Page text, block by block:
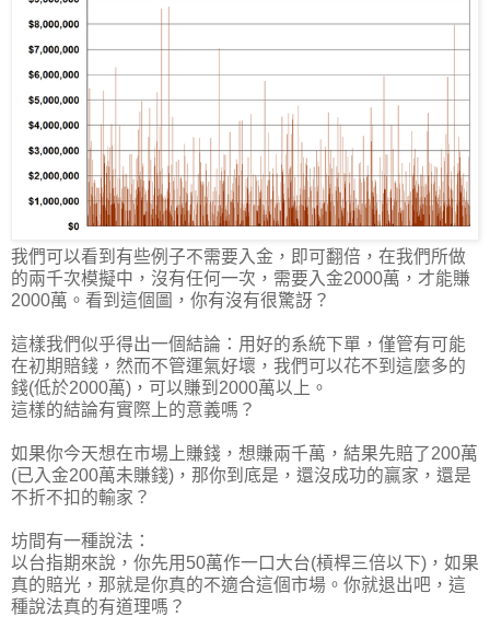
我們可以看到有些例子不需要入金，即可翻倍，在我們所做
的兩千次模擬中，沒有任何一次，需要入金2000萬，才能賺
2000萬。看到這個圖，你有沒有很驚訝？
這樣我們似乎得出一個結論：用好的系統下單，僅管有可能
在初期賠錢，然而不管運氣好壞，我們可以花不到這麼多的
錢(低於2000萬)，可以賺到2000萬以上。
這樣的結論有實際上的意義嗎？
如果你今天想在市場上賺錢，想賺兩千萬，結果先賠了200萬
(已入金200萬未賺錢)，那你到底是，還沒成功的贏家，還是
不折不扣的輸家？
坊間有一種說法：
以台指期來說，你先用50萬作一口大台(槓桿三倍以下)，如果
真的賠光，那就是你真的不適合這個市場。你就退出吧，這
種說法真的有道理嗎？